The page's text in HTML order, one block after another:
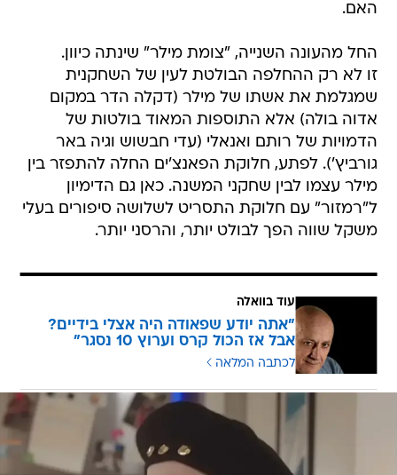
האם.
החל מהעונה השנייה, "צומת מילר" שינתה כיוון.
זו לא רק ההחלפה הבולטת לעין של השחקנית
שמגלמת את אשתו של מילר (דקלה הדר במקום
אדוה בולה) אלא התוספות המאוד בולטות של
הדמויות של רותם ואנאלי (עדי חבשוש וגיה באר
גורביץ'). לפתע, חלוקת הפאנצ'ים החלה להתפזר בין
מילר עצמו לבין שחקני המשנה. כאן גם הדימיון
ל"רמזור" עם חלוקת התסריט לשלושה סיפורים בעלי
משקל שווה הפך לבולט יותר, והרסני יותר.
עוד בוואלה
"אתה יודע שפאודה היה אצלי בידיים?
אבל אז הכול קרס וערוץ 10 נסגר"
לכתבה המלאה